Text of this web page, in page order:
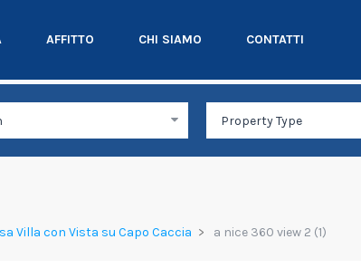
AFFITTO CHI SIAMO CONTATTI
Villa con Vista su Capo Caccia a nice 360 view 2 (1)